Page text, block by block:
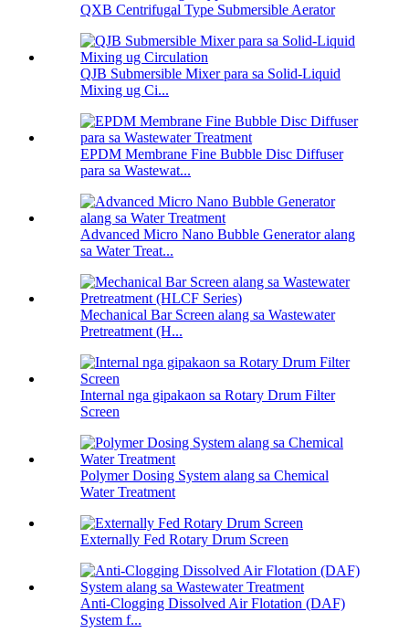
QXB Centrifugal Type Submersible Aerator
QJB Submersible Mixer para sa Solid-Liquid
Mixing ug Ci...
EPDM Membrane Fine Bubble Disc Diffuser
para sa Wastewat...
Advanced Micro Nano Bubble Generator alang
sa Water Treat...
Mechanical Bar Screen alang sa Wastewater
Pretreatment (H...
Internal nga gipakaon sa Rotary Drum Filter
Screen
Polymer Dosing System alang sa Chemical
Water Treatment
Externally Fed Rotary Drum Screen
Anti-Clogging Dissolved Air Flotation (DAF)
System f...